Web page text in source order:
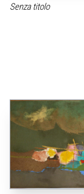
Senza titolo